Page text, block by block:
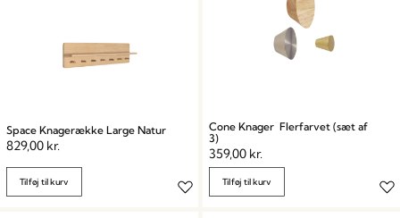
Space Knagerække Large Natur
829,00 kr.
Tilføj til kurv
Cone Knager Flerfarvet (sæt af
3)
359,00 kr.
Tilføj til kurv